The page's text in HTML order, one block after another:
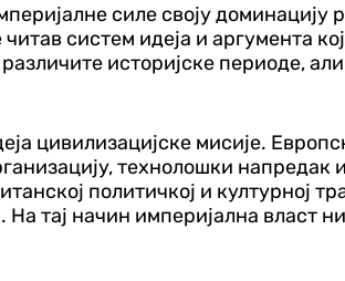
силе своју доминацију
систем идеја и аргумента
историјске периоде,
цивилизацијске мисије.
технолошки
политичкој и културној
тај начин империјална власт